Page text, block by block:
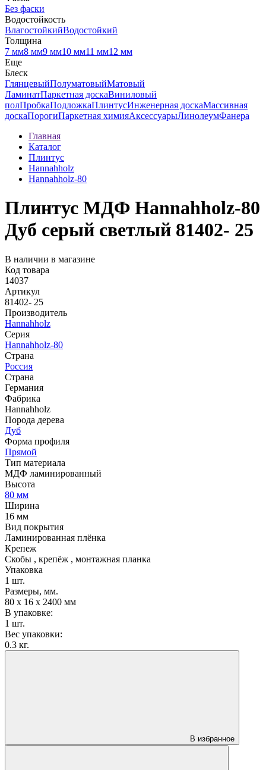
Без фаски
Водостойкость
ВлагостойкийВодостойкий
Толщина
7 мм8 мм9 мм10 мм11 мм12 мм
Еще
Блеск
ГлянцевыйПолуматовыйМатовый
ЛаминатПаркетная доскаВиниловый
полПробкаПодложкаПлинтусИнженерная доскаМассивная
доскаПорогиПаркетная химияАксессуарыЛинолеумФанера
Главная
Каталог
Плинтус
Hannahholz
Hannahholz-80
Плинтус МДФ Hannahholz-80
Дуб серый светлый 81402- 25
В наличии в магазине
Код товара
14037
Артикул
81402- 25
Производитель
Hannahholz
Серия
Hannahholz-80
Страна
Россия
Страна
Германия
Фабрика
Hannahholz
Порода дерева
Дуб
Форма профиля
Прямой
Тип материала
МДФ ламинированный
Высота
80 мм
Ширина
16 мм
Вид покрытия
Ламинированная плёнка
Крепеж
Скобы , крепёж , монтажная планка
Упаковка
1 шт.
Размеры, мм.
80 х 16 х 2400 мм
В упаковке:
1 шт.
Вес упаковки:
0.3 кг.
В избранное